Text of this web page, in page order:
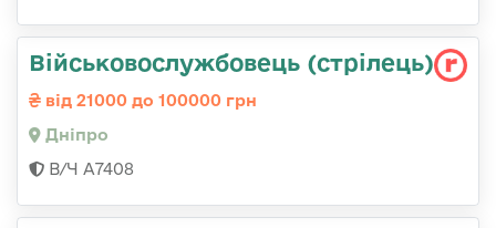
Військовослужбовець (стрілець)
від 21000 до 100000 грн
Дніпро
В/Ч А7408